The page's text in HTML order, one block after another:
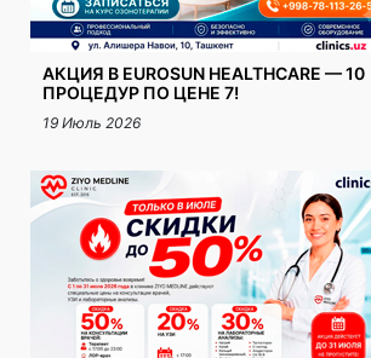
АКЦИЯ В EUROSUN HEALTHCARE — 10
ПРОЦЕДУР ПО ЦЕНЕ 7!
19 Июль 2026